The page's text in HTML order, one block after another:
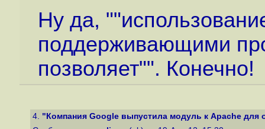
Ну да,
поддерживающими
позволяет"". Конечно!
4. "Компания Google выпустила модуль к Apache для